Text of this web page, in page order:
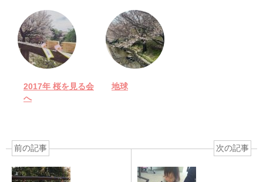
2017年 桜を見る会
へ
地球
前の記事 次の記事